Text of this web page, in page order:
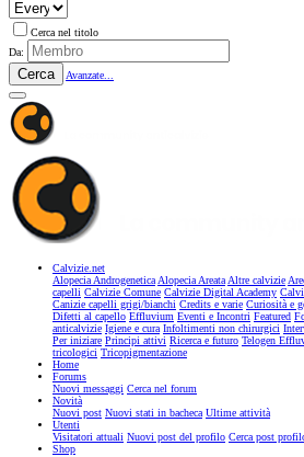
Cerca nel titolo
Da:
Cerca Avanzate...
Calvizie.net
Alopecia AndrogeneticaAlopecia AreataAltre calvizie
capelli Calvizie Comune Calvizie Digital Academy
Canizie capelli grigi/bianchi Credits e varie Curiosità e
Difetti al capello Effluvium Eventi e Incontri Featured
anticalvizie Igiene e cura Infoltimenti non chirurgici
Per iniziare Principi attivi Ricerca e futuro Telogen
tricologici Tricopigmentazione
Home
Forums
Nuovi messaggi Cerca nel forum
Novità
Nuovi post Nuovi stati in bacheca Ultime attività
Utenti
Visitatori attuali Nuovi post del profilo Cerca post
Shop